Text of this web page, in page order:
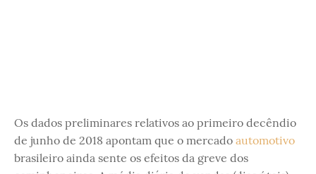
Os dados preliminares relativos ao primeiro decêndio
de junho de 2018 apontam que o mercado automotivo
brasileiro ainda sente os efeitos da greve dos